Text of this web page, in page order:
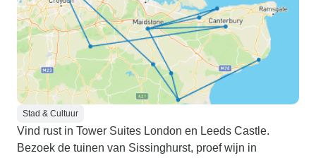
Stad & Cultuur
Vind rust in Tower Suites London en Leeds Castle.
Bezoek de tuinen van Sissinghurst, proef wijn in